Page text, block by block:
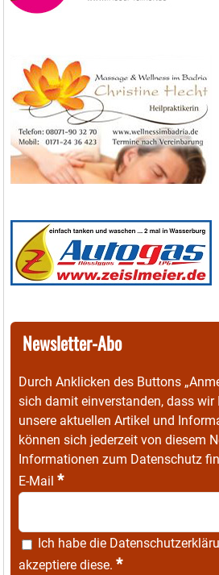
Newsletter-Abo
Durch Anklicken des Buttons
sich damit einverstanden, dass wir
unsere aktuellen Artikel und
können sich jederzeit von diesem
Informationen zum Datenschutz
E-Mail *
Ich habe die
akzeptiere diese. *